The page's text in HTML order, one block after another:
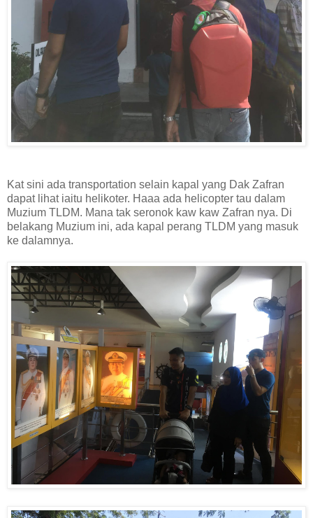
Kat sini ada transportation selain kapal yang Dak Zafran
dapat lihat iaitu helikoter. Haaa ada helicopter tau dalam
Muzium TLDM. Mana tak seronok kaw kaw Zafran nya. Di
belakang Muzium ini, ada kapal perang TLDM yang masuk
ke dalamnya.